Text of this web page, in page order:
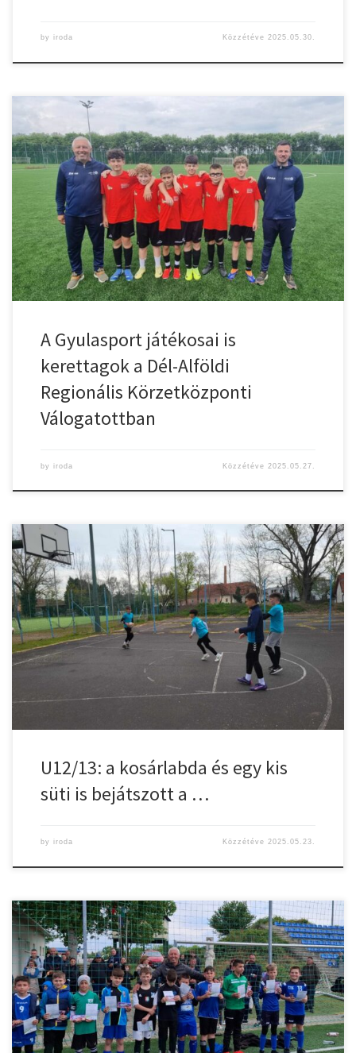
by iroda Közzétéve2025.05.30.
Az előző évek gyakorlata szerint, az idén is összeállt a Dél-Alföldi
Regionális Körzetközponti Válogatott. A válogatott keretbe egy
egész éven át tartó rendezvénysorozat zárásaként, az Alföldön
található Körzetközpontok közül – 11 egyesület – lehetett
bekerülni. Nagy örömünkre szolgál, hogy a bő keretbe az U12-es
korosztályból négy játékos – Somogyi Zalán, […]
A Gyulasport játékosai is
kerettagok a Dél-Alföldi
Regionális Körzetközponti
Válogatottban
by iroda Közzétéve 2025.05.27.
Az elmúlt napokban az U12/13-as korosztály a kosárlabdát
választotta kiegészítő sportágként. A jó hangulatú és változatos
foglalkozás után, teasütis piknik partin vettek részt a gyerekek.
Beszámoló: Bálint Balázs
U12/13: a kosárlabda és egy kis
süti is bejátszott a …
by iroda Közzétéve 2025.05.23.
A Gyulasport Kiemelt Körzetközpont U10/11-es korosztály
negyedik tavaszi tornája zajlott vasárnap a városi sporttelepen. A
kétórás programon tíz település – Elek, Szeghalom, Békés, Gyula,
Vésztő, Sarkad, Kétegyháza, Medgyesegyháza, Szabadkígyós -
tizenegy csapata, százkilenc fővel vett részt. A rendezvény ezúttal
is elismerésekkel és jutalmazással zárult. A Gyulasport díjazottjai:
Karancsi Ádám és Szabó […]